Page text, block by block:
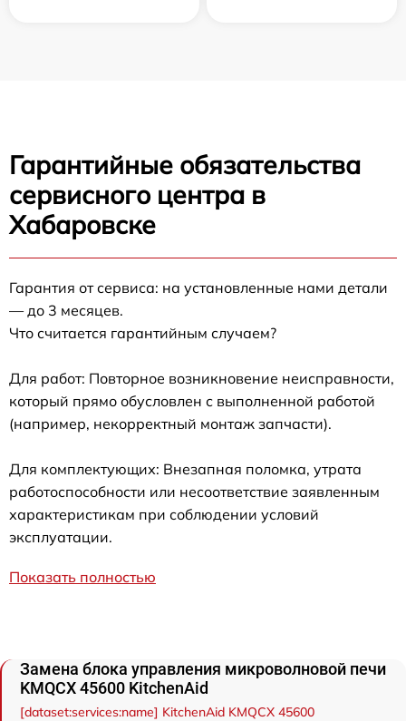
Гарантийные обязательства
сервисного центра в
Хабаровске
Гарантия от сервиса: на установленные нами детали
— до 3 месяцев.
Что считается гарантийным случаем?
Для работ: Повторное возникновение неисправности,
который прямо обусловлен с выполненной работой
(например, некорректный монтаж запчасти).
Для комплектующих: Внезапная поломка, утрата
работоспособности или несоответствие заявленным
характеристикам при соблюдении условий
эксплуатации.
Показать полностью
Замена блока управления микроволновой печи
KMQCX 45600 KitchenAid
[dataset:services:name] KitchenAid KMQCX 45600